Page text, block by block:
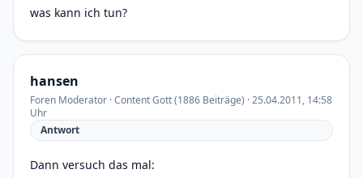
was kann ich tun?
hansen
Foren Moderator · Content Gott (1886 Beiträge) · 25.04.2011, 14:58
Uhr
Antwort
Dann versuch das mal: